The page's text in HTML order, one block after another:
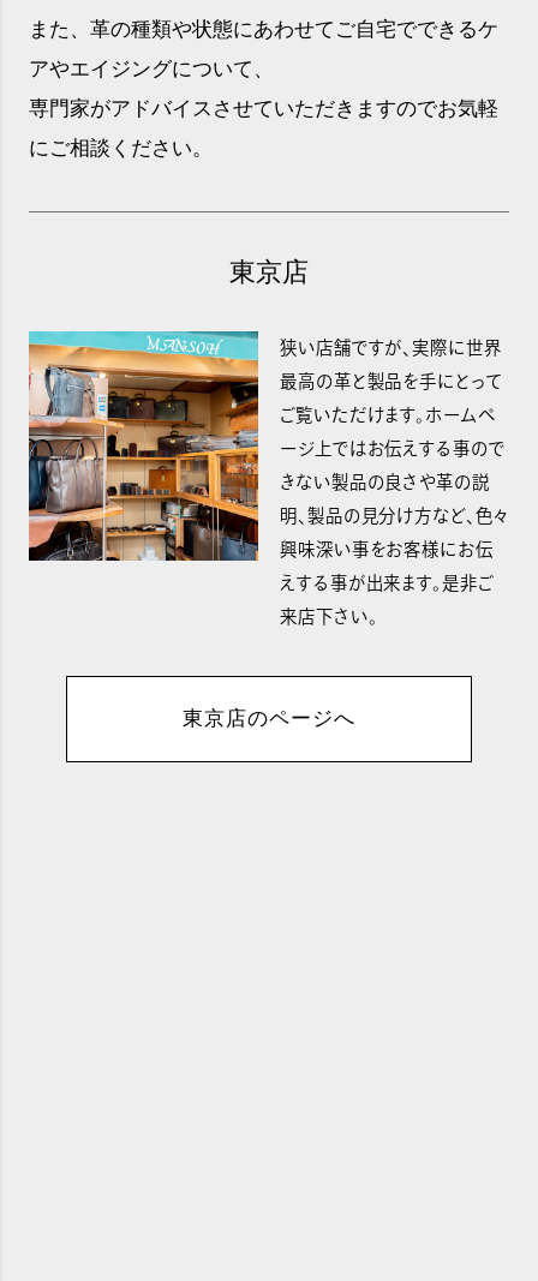
また、革の種類や状態にあわせてご自宅でできるケ
アやエイジングについて、
専門家がアドバイスさせていただきますのでお気軽
にご相談ください。
東京店
狭い店舗ですが、実際に世界
最高の革と製品を手にとって
ご覧いただけます。ホームペ
ージ上ではお伝えする事ので
きない製品の良さや革の説
明、製品の見分け方など、色々
興味深い事をお客様にお伝
えする事が出来ます。是非ご
来店下さい。
東京店のページへ